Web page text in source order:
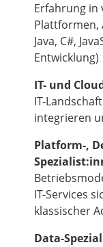
Erfahrung in
Plattformen,
Java, C#,
Entwicklung)
IT- und
IT-
integrieren
Platform-,
IT-Services
klassischer
Data-